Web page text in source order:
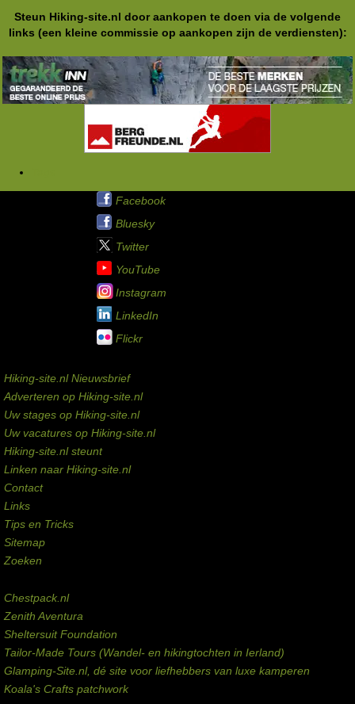
Steun Hiking-site.nl door aankopen te doen via de volgende
links (een kleine commissie op aankopen zijn de verdiensten):
Facebook
Bluesky
Twitter
YouTube
Instagram
LinkedIn
Flickr
Hiking-site.nl Nieuwsbrief
Adverteren op Hiking-site.nl
Uw stages op Hiking-site.nl
Uw vacatures op Hiking-site.nl
Hiking-site.nl steunt
Linken naar Hiking-site.nl
Contact
Links
Tips en Tricks
Sitemap
Zoeken
Chestpack.nl
Zenith Aventura
Sheltersuit Foundation
Tailor-Made Tours (Wandel- en hikingtochten in Ierland)
Glamping-Site.nl, dé site voor liefhebbers van luxe kamperen
Koala's Crafts patchwork